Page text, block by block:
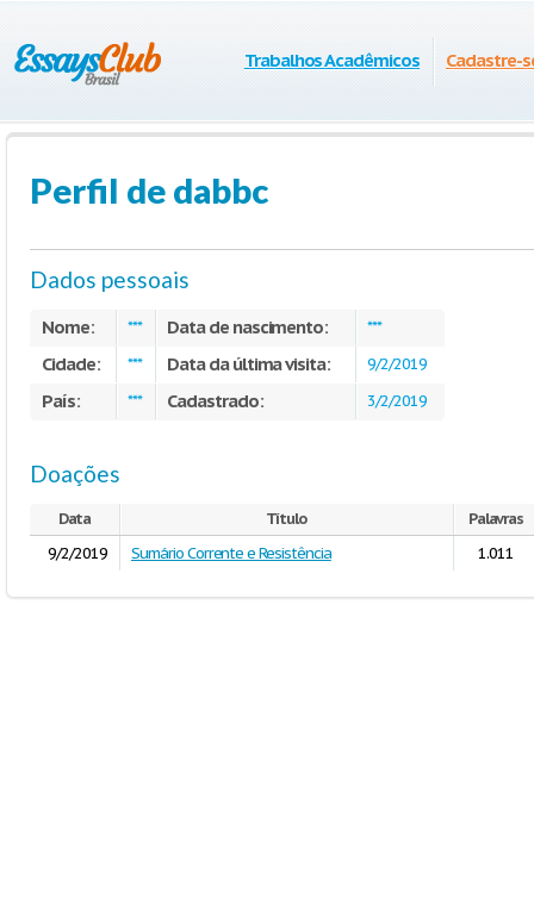
Trabalhos Acadêmicos Cadastre-
Perfil de dabbc
Dados pessoais
Nome: *** Data de nascimento: ***
Cidade: *** Data da última visita: 9/2/2019
País: *** Cadastrado: 3/2/2019
Doações
Data Título
Palavras
9/2/2019
Sumário Corrente e Resistência 1.011